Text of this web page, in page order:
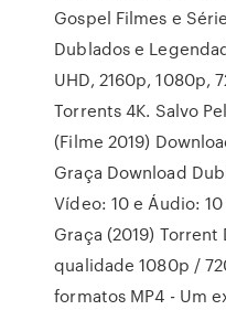
Gospel Filmes e
Dublados e
UHD, 2160p, 1080p,
Torrents 4K. Salvo
(Filme 2019)
Graça Download
Vídeo: 10 e Áudio:
Graça (2019)
qualidade 1080p /
formatos MP4 - Um